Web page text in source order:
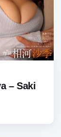
– Saki